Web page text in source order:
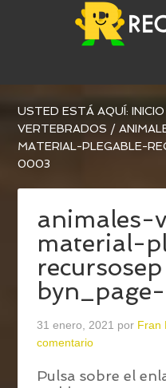
USTED ESTÁ AQUÍ:INICIO
VERTEBRADOS /
MATERIAL-PLEGABLE-
0003
animales-
material-
31 enero, 2021 por Fran
comentario
Pulsa sobre el